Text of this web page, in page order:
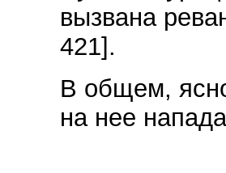
вызвана
421].
В общем,
на нее